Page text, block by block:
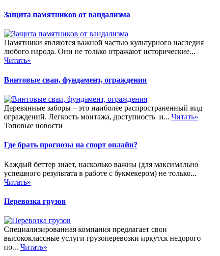
Защита памятников от вандализма
Памятники являются важной частью культурного наследия
любого народа. Они не только отражают исторические...
Читать»
Винтовые сваи, фундамент, ограждения
Деревянные заборы – это наиболее распространенный вид
ограждений. Легкость монтажа, доступность и... Читать»
Топовые новости
Где брать прогнозы на спорт онлайн?
Каждый беттер знает, насколько важны (для максимально
успешного результата в работе с букмекером) не только...
Читать»
Перевозка грузов
Специализированная компания предлагает свои
высококлассные услуги грузоперевозки иркутск недорого
по... Читать»